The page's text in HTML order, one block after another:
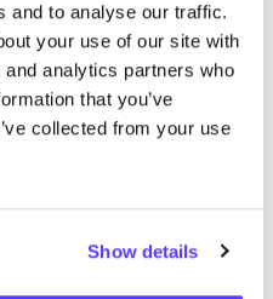
and to analyse our traffic.
your use of our site with
analytics partners who
that you’ve
collected from your use
Show detailsPreviousNext